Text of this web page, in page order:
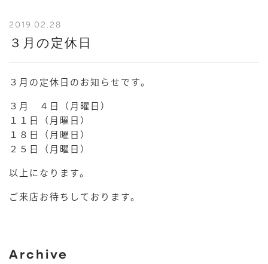
2019.02.28
３月の定休日
３月の定休日のお知らせです。
３月 ４日（月曜日）
１１日（月曜日）
１８日（月曜日）
２５日（月曜日）
以上になります。
ご来店お待ちしております。
Archive